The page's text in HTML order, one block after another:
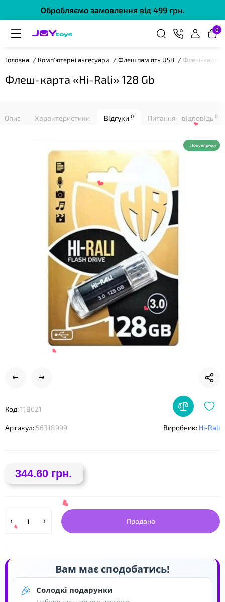
Обробляємо замовлення від 499 грн.
0
Головна Комп'ютерні аксесуари Флеш пам'ять USB Флеш-карта
Флеш-карта «Hi-Rali» 128 Gb
Опис Характеристики Відгуки 0 Питання - відповідь 0
Популярний
Код:118621
Артикул: 56318999 Виробник: Hi-Rali
344.60 грн.
Продано
Вам має сподобатись!
🎉 Солодкі подарунки
❤
❤
❤